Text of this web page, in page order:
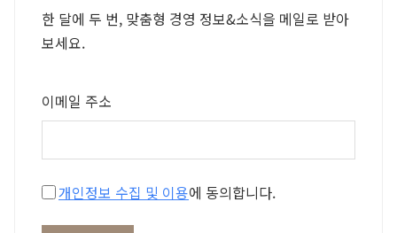
한 달에 두 번, 맞춤형 경영 정보&소식을 메일로 받아
보세요.
이메일 주소
개인정보 수집 및 이용에 동의합니다.